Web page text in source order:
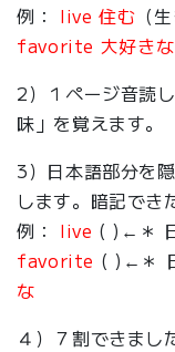
例： live 住む （
favorite 大好きな
2）１ページ音読
味」を覚えます。
3）日本語部分を
します。暗記でき
例： live ( )←＊
favorite ( )←＊
な
４）７割できま